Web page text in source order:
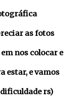
as fotos
nos colocar e
estar, e vamos
rs)